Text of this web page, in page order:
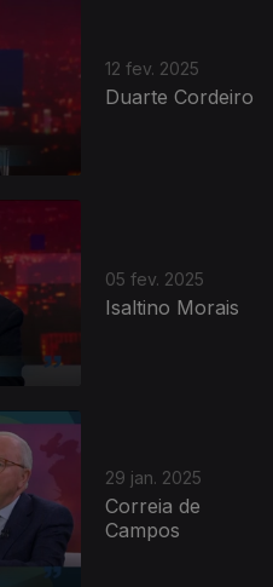
12 fev. 2025
Duarte Cordeiro
05 fev. 2025
Isaltino Morais
29 jan. 2025
Correia de
Campos